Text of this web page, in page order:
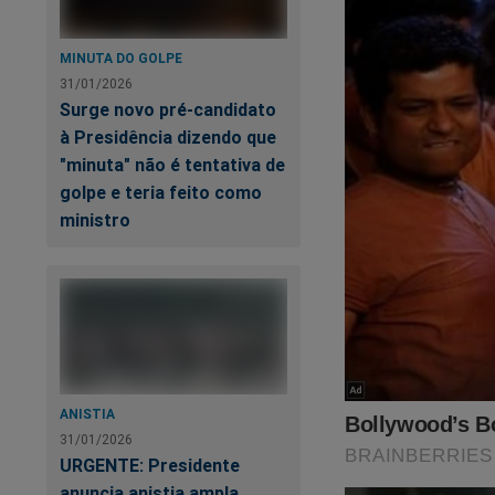
MINUTA DO GOLPE
31/01/2026
Surge novo pré-candidato
à Presidência dizendo que
"minuta" não é tentativa de
golpe e teria feito como
ministro
ANISTIA
31/01/2026
URGENTE: Presidente
"critério de
57 da
Para Mello, é
conveniências
momentâneos."
Mas o que tira
só ao
uma engrenagem.
Ora, cabe ao
Óbvio, Alcolumbre
Não foi por nada
Senado, ele